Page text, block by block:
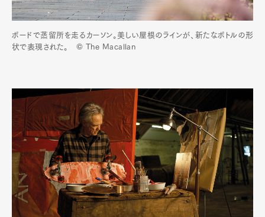
ボードで蒸留所を走るカーソン。美しい屋根のラインが、新たなボトルの形
状で表現された。 © The Macallan